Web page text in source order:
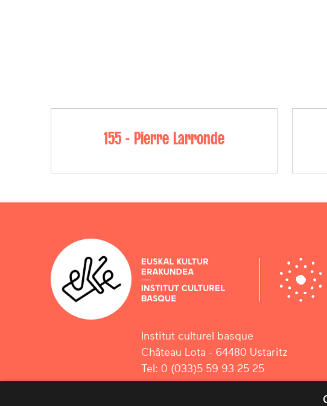
155 - Pierre Larronde
Institut culturel basque
Château Lota - 64480 Ustaritz
Tel: 0 (033)5 59 93 25 25